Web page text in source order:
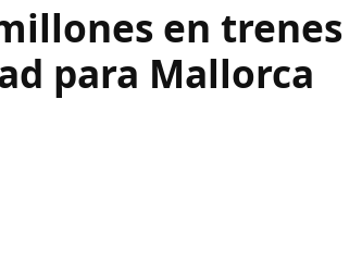
en trenes
para Mallorca